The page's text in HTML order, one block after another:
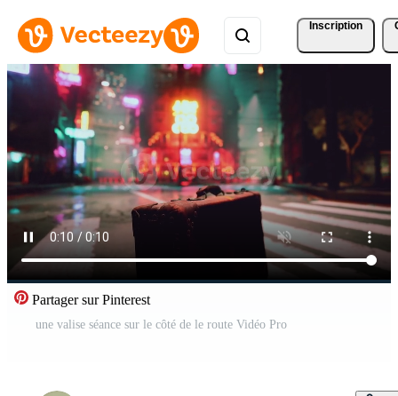
Inscription
Partager sur Pinterest
une valise séance sur le côté de le route Vidéo Pro